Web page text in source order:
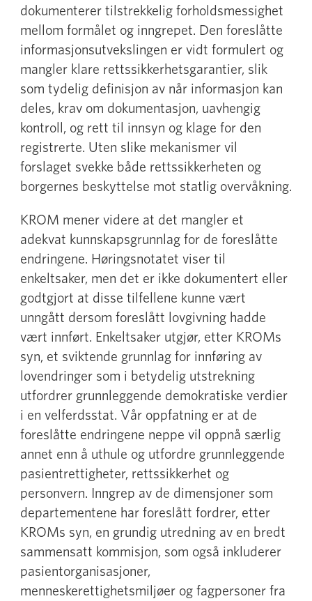
dokumenterer tilstrekkelig forholdsmessighet
mellom formålet og inngrepet. Den foreslåtte
informasjonsutvekslingen er vidt formulert og
mangler klare rettssikkerhetsgarantier, slik
som tydelig definisjon av når informasjon kan
deles, krav om dokumentasjon, uavhengig
kontroll, og rett til innsyn og klage for den
registrerte. Uten slike mekanismer vil
forslaget svekke både rettssikkerheten og
borgernes beskyttelse mot statlig overvåkning.
KROM mener videre at det mangler et
adekvat kunnskapsgrunnlag for de foreslåtte
endringene. Høringsnotatet viser til
enkeltsaker, men det er ikke dokumentert eller
godtgjort at disse tilfellene kunne vært
unngått dersom foreslått lovgivning hadde
vært innført. Enkeltsaker utgjør, etter KROMs
syn, et sviktende grunnlag for innføring av
lovendringer som i betydelig utstrekning
utfordrer grunnleggende demokratiske verdier
i en velferdsstat. Vår oppfatning er at de
foreslåtte endringene neppe vil oppnå særlig
annet enn å uthule og utfordre grunnleggende
pasientrettigheter, rettssikkerhet og
personvern. Inngrep av de dimensjoner som
departementene har foreslått fordrer, etter
KROMs syn, en grundig utredning av en bredt
sammensatt kommisjon, som også inkluderer
pasientorganisasjoner,
menneskerettighetsmiljøer og fagpersoner fra